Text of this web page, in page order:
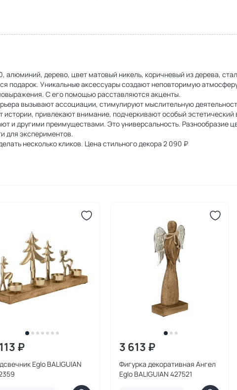
алюминий, дерево, цвет матовый никель, коричневый из дерева,
подарок. Уникальные аксессуары создают неповторимую
С его помощью расставляются акценты.
вызывают ассоциации, стимулируют мыслительную
привлекают внимание, подчеркивают особый эстетический
и другими преимуществами. Это универсальность. Разнообразие
для экспериментов.
несколько кликов. Цена стильного декора 2 090 ₽
₽
Eglo BALIGUIAN
3 613 ₽
Фигурка декоративная Ангел
Eglo BALIGUIAN 427521